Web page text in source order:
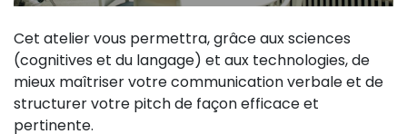
Cet atelier vous permettra, grâce aux sciences
(cognitives et du langage) et aux technologies, de
mieux maîtriser votre communication verbale et de
structurer votre pitch de façon efficace et
pertinente.